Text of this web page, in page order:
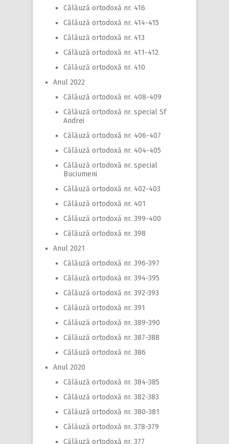
Călăuză ortodoxă nr. 416
Călăuză ortodoxă nr. 414-415
Călăuză ortodoxă nr. 413
Călăuză ortodoxă nr. 411-412
Călăuză ortodoxă nr. 410
Anul 2022
Călăuză ortodoxă nr. 408-409
Călăuză ortodoxă nr. special Sf
Andrei
Călăuză ortodoxă nr. 406-407
Călăuză ortodoxă nr. 404-405
Călăuză ortodoxă nr. special
Buciumeni
Călăuză ortodoxă nr. 402-403
Călăuză ortodoxă nr. 401
Călăuză ortodoxă nr. 399-400
Călăuză ortodoxă nr. 398
Anul 2021
Călăuză ortodoxă nr. 396-397
Călăuză ortodoxă nr. 394-395
Călăuză ortodoxă nr. 392-393
Călăuză ortodoxă nr. 391
Călăuză ortodoxă nr. 389-390
Călăuză ortodoxă nr. 387-388
Călăuză ortodoxă nr. 386
Anul 2020
Călăuză ortodoxă nr. 384-385
Călăuză ortodoxă nr. 382-383
Călăuză ortodoxă nr. 380-381
Călăuză ortodoxă nr. 378-379
Călăuză ortodoxă nr. 377